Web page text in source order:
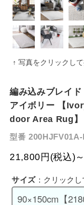
↑ 写真をクリックし
編み込みブレイ
アイボリー 【
door Area Rug】
型番
21,800円(税込)～
サイズ ：クリック